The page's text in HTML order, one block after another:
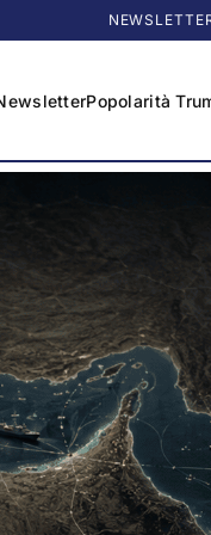
Popolarità